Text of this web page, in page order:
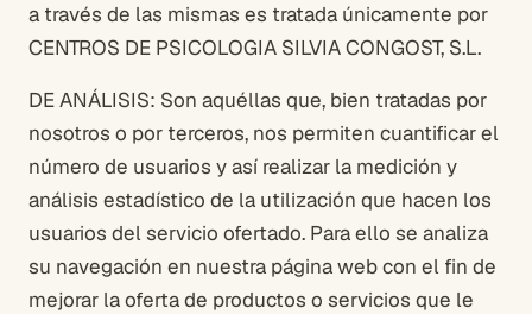
a través de las mismas es tratada únicamente por
CENTROS DE PSICOLOGIA SILVIA CONGOST, S.L.
DE ANÁLISIS: Son aquéllas que, bien tratadas por
nosotros o por terceros, nos permiten cuantificar el
número de usuarios y así realizar la medición y
análisis estadístico de la utilización que hacen los
usuarios del servicio ofertado. Para ello se analiza
su navegación en nuestra página web con el fin de
mejorar la oferta de productos o servicios que le